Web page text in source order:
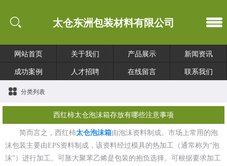
太仓东洲包装材料有限公司
网站首页 关于我们 产品展示
新闻资讯
成功案例
人才招聘 在线留言 联系我们
分类列表
西红柿太仓泡沫箱存放有哪些注意事项
简而言之，西红柿太仓泡沫箱由泡沫资料制成。市场上常用的泡
沫包装主要由EPS资料制成，该资料经过模具的热加工（通常称为“泡
沫”）进行加工。可胀大聚苯乙烯是包装的抱负选择。可根据要求加工